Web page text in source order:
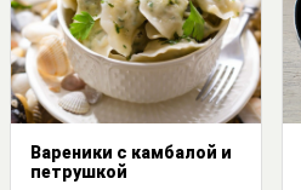
Вареники с камбалой и
петрушкой